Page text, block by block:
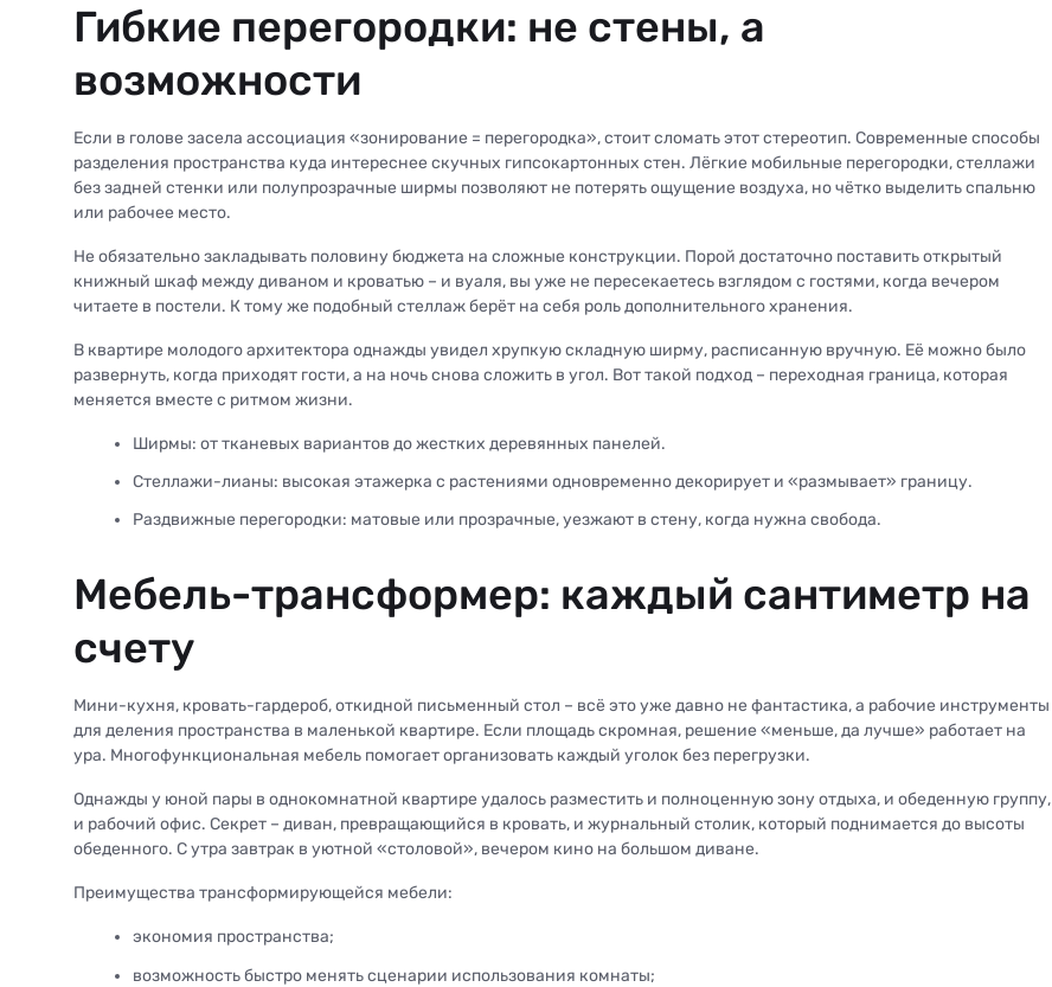
Гибкие перегородки: не стены, а
возможности
Если в голове засела ассоциация «зонирование = перегородка», стоит сломать этот стереотип. Современные способы
разделения пространства куда интереснее скучных гипсокартонных стен. Лёгкие мобильные перегородки, стеллажи
без задней стенки или полупрозрачные ширмы позволяют не потерять ощущение воздуха, но чётко выделить спальню
или рабочее место.
Не обязательно закладывать половину бюджета на сложные конструкции. Порой достаточно поставить открытый
книжный шкаф между диваном и кроватью – и вуаля, вы уже не пересекаетесь взглядом с гостями, когда вечером
читаете в постели. К тому же подобный стеллаж берёт на себя роль дополнительного хранения.
В квартире молодого архитектора однажды увидел хрупкую складную ширму, расписанную вручную. Её можно было
развернуть, когда приходят гости, а на ночь снова сложить в угол. Вот такой подход – переходная граница, которая
меняется вместе с ритмом жизни.
Ширмы: от тканевых вариантов до жестких деревянных панелей.
Стеллажи-лианы: высокая этажерка с растениями одновременно декорирует и «размывает» границу.
Раздвижные перегородки: матовые или прозрачные, уезжают в стену, когда нужна свобода.
Мебель-трансформер: каждый сантиметр на
счету
Мини-кухня, кровать-гардероб, откидной письменный стол – всё это уже давно не фантастика, а рабочие инструменты
для деления пространства в маленькой квартире. Если площадь скромная, решение «меньше, да лучше» работает на
ура. Многофункциональная мебель помогает организовать каждый уголок без перегрузки.
Однажды у юной пары в однокомнатной квартире удалось разместить и полноценную зону отдыха, и обеденную группу,
и рабочий офис. Секрет – диван, превращающийся в кровать, и журнальный столик, который поднимается до высоты
обеденного. С утра завтрак в уютной «столовой», вечером кино на большом диване.
Преимущества трансформирующейся мебели:
экономия пространства;
возможность быстро менять сценарии использования комнаты;